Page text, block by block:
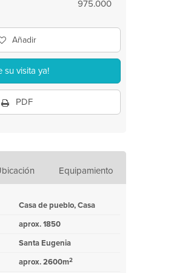
975.000
Añadir
su visita ya!
PDF
Equipamiento
Casa de pueblo, Casa
aprox. 1850
Santa Eugenia
aprox. 2600m2